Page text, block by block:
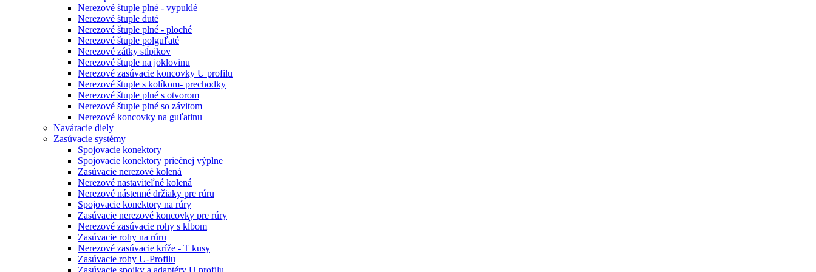
Nerezové štuple plné - vypuklé
Nerezové štuple duté
Nerezové štuple plné - ploché
Nerezové štuple polguľaté
Nerezové zátky stĺpikov
Nerezové štuple na joklovinu
Nerezové zasúvacie koncovky U profilu
Nerezové štuple s kolíkom- prechodky
Nerezové štuple plné s otvorom
Nerezové štuple plné so závitom
Nerezové koncovky na guľatinu
Naváracie diely
Zasúvacie systémy
Spojovacie konektory
Spojovacie konektory priečnej výplne
Zasúvacie nerezové kolená
Nerezové nastaviteľné kolená
Nerezové nástenné držiaky pre rúru
Spojovacie konektory na rúry
Zasúvacie nerezové koncovky pre rúry
Nerezové zasúvacie rohy s kĺbom
Zasúvacie rohy na rúru
Nerezové zasúvacie kríže - T kusy
Zasúvacie rohy U-Profilu
Zasúvacie spojky a adaptéry U profilu